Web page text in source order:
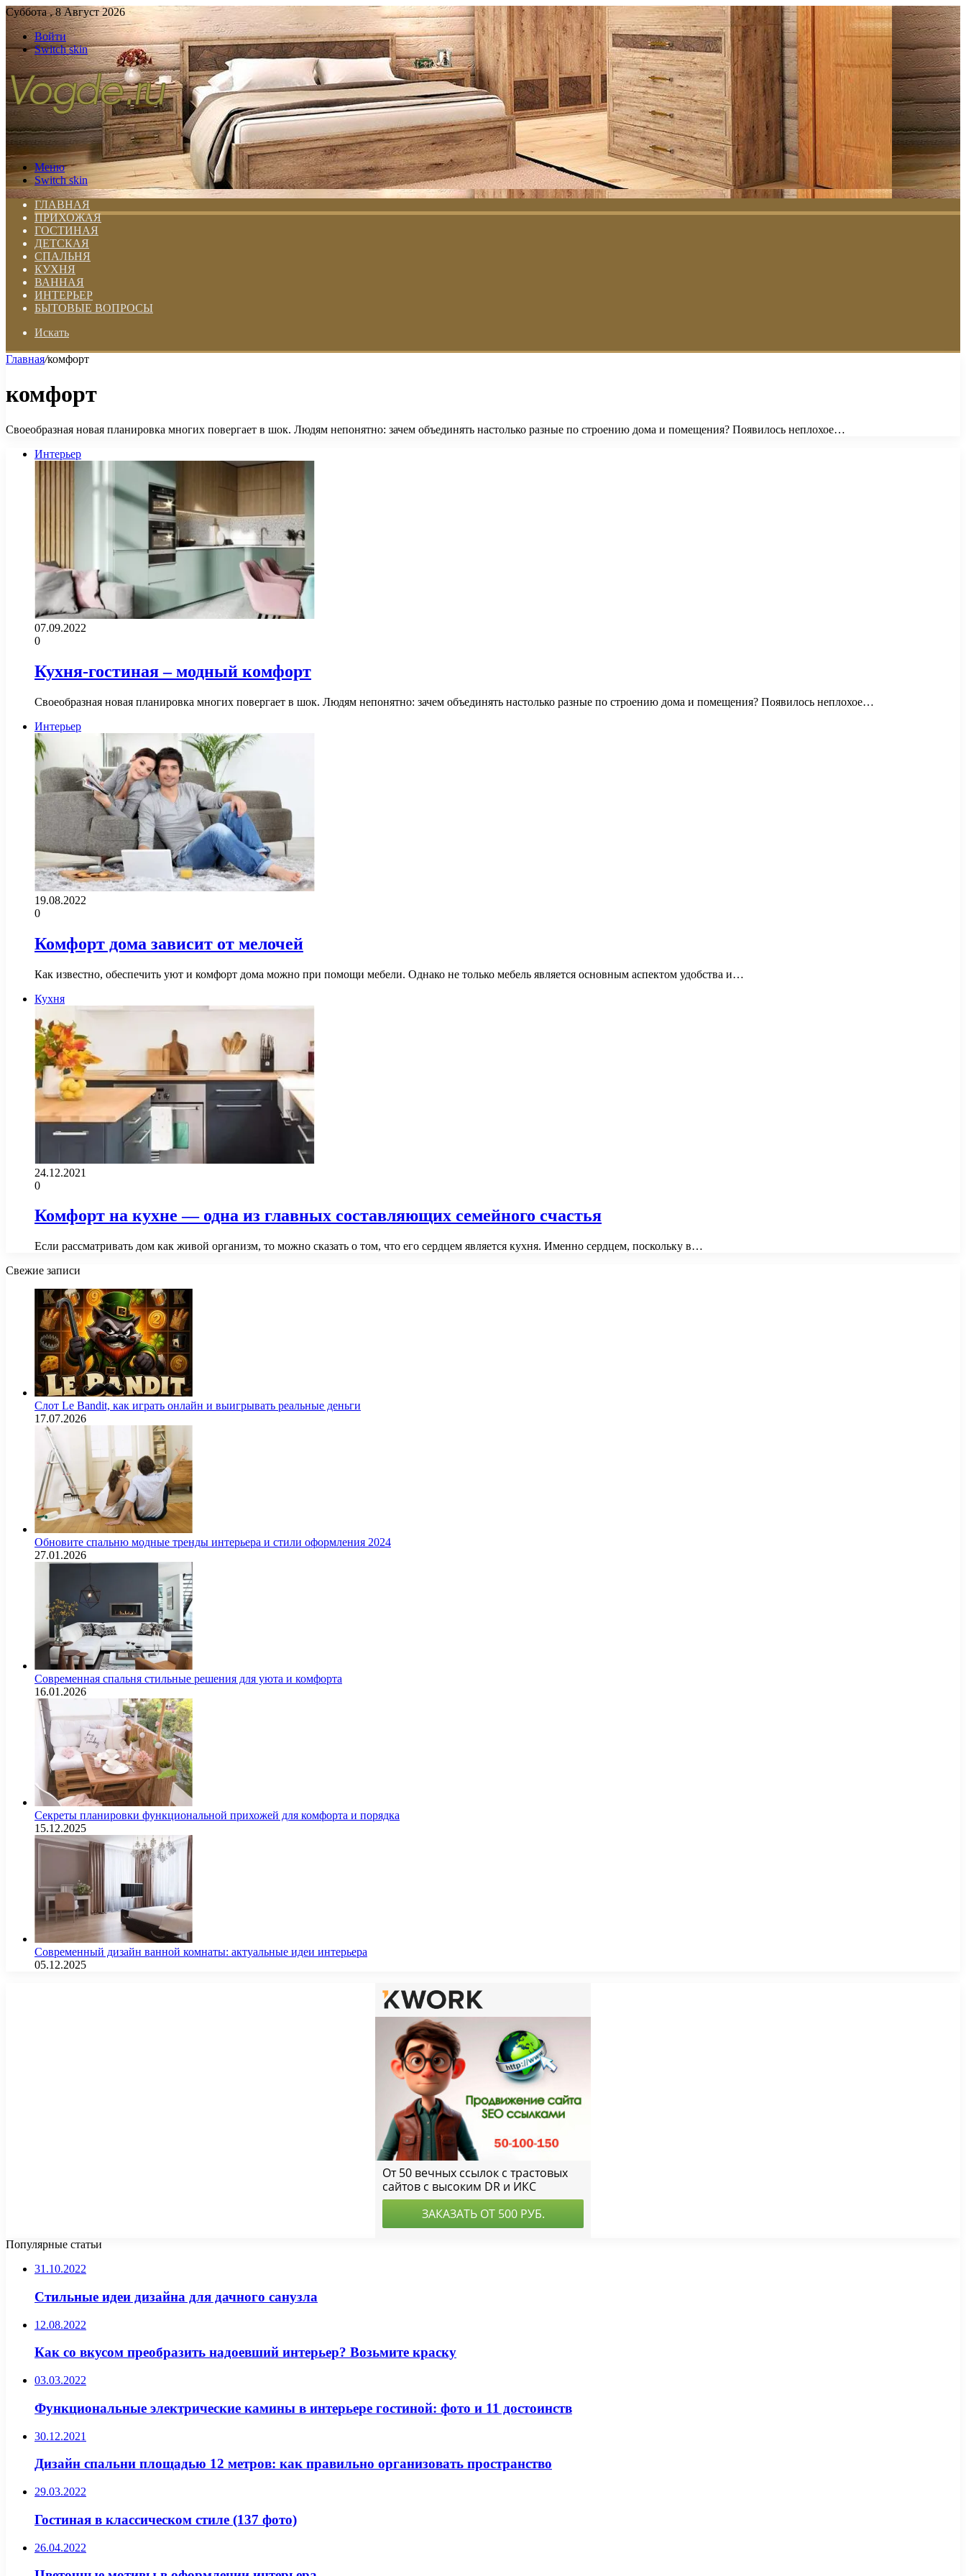
Суббота , 8 Август 2026
Войти
Switch skin
Меню
Switch skin
ГЛАВНАЯ
ПРИХОЖАЯ
ГОСТИНАЯ
ДЕТСКАЯ
СПАЛЬНЯ
КУХНЯ
ВАННАЯ
ИНТЕРЬЕР
БЫТОВЫЕ ВОПРОСЫ
Искать
Главная/комфорт
комфорт
Своеобразная новая планировка многих повергает в шок. Людям непонятно: зачем объединять настолько разные по строению дома и помещения? Появилось неплохое…
Интерьер
07.09.2022
0
Кухня-гостиная – модный комфорт
Своеобразная новая планировка многих повергает в шок. Людям непонятно: зачем объединять настолько разные по строению дома и помещения? Появилось неплохое…
Интерьер
19.08.2022
0
Комфорт дома зависит от мелочей
Как известно, обеспечить уют и комфорт дома можно при помощи мебели. Однако не только мебель является основным аспектом удобства и…
Кухня
24.12.2021
0
Комфорт на кухне — одна из главных составляющих семейного счастья
Если рассматривать дом как живой организм, то можно сказать о том, что его сердцем является кухня. Именно сердцем, поскольку в…
Свежие записи
Слот Le Bandit, как играть онлайн и выигрывать реальные деньги
17.07.2026
Обновите спальню модные тренды интерьера и стили оформления 2024
27.01.2026
Современная спальня стильные решения для уюта и комфорта
16.01.2026
Секреты планировки функциональной прихожей для комфорта и порядка
15.12.2025
Современный дизайн ванной комнаты: актуальные идеи интерьера
05.12.2025
Популярные статьи
31.10.2022
Стильные идеи дизайна для дачного санузла
12.08.2022
Как со вкусом преобразить надоевший интерьер? Возьмите краску
03.03.2022
Функциональные электрические камины в интерьере гостиной: фото и 11 достоинств
30.12.2021
Дизайн спальни площадью 12 метров: как правильно организовать пространство
29.03.2022
Гостиная в классическом стиле (137 фото)
26.04.2022